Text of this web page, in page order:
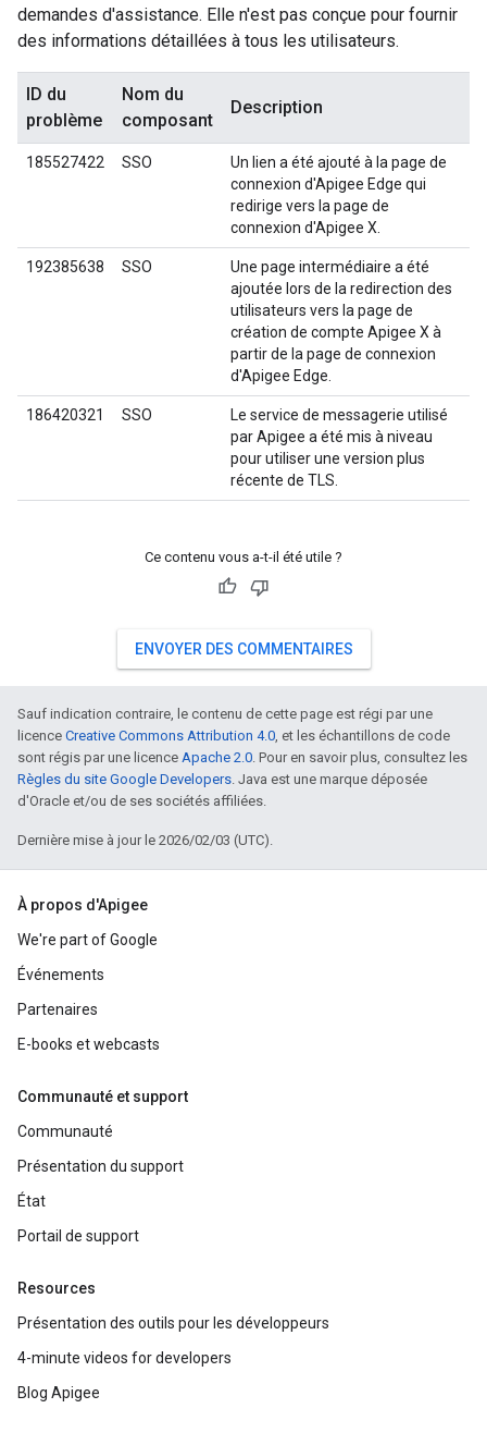
demandes d'assistance. Elle n'est pas conçue pour fournir
des informations détaillées à tous les utilisateurs.
ID du
problème
Nom du
composant
Description
185527422 SSO
Un lien a été ajouté à la page de
connexion d'Apigee Edge qui
redirige vers la page de
connexion d'Apigee X.
192385638 SSO
Une page intermédiaire a été
ajoutée lors de la redirection des
utilisateurs vers la page de
création de compte Apigee X à
partir de la page de connexion
d'Apigee Edge.
186420321 SSO
Le service de messagerie utilisé
par Apigee a été mis à niveau
pour utiliser une version plus
récente de TLS.
Ce contenu vous a-t-il été utile ?
ENVOYER DES COMMENTAIRES
Sauf indication contraire, le contenu de cette page est régi par une
licence Creative Commons Attribution 4.0, et les échantillons de code
sont régis par une licence Apache 2.0. Pour en savoir plus, consultez les
Règles du site Google Developers. Java est une marque déposée
d'Oracle et/ou de ses sociétés affiliées.
Dernière mise à jour le 2026/02/03 (UTC).
À propos d'Apigee
We're part of Google
Événements
Partenaires
E-books et webcasts
Communauté et support
Communauté
Présentation du support
État
Portail de support
Resources
Présentation des outils pour les développeurs
4-minute videos for developers
Blog Apigee